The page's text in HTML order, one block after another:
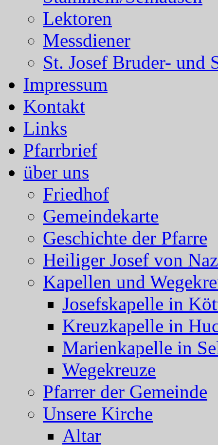
Lektoren
Messdiener
St. Josef Bruder- und
Impressum
Kontakt
Links
Pfarrbrief
über uns
Friedhof
Gemeindekarte
Geschichte der Pfarre
Heiliger Josef von
Kapellen und
Josefskapelle in
Kreuzkapelle in
Marienkapelle in
Wegekreuze
Pfarrer der Gemeinde
Unsere Kirche
Altar